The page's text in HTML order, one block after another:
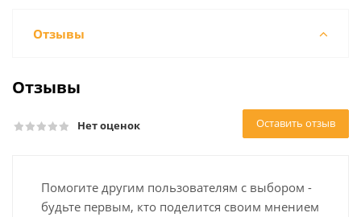
Отзывы
Отзывы
Нет оценок Оставить отзыв
Помогите другим пользователям с выбором -
будьте первым, кто поделится своим мнением